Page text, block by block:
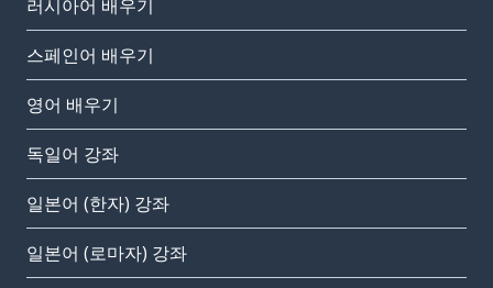
러시아어 배우기
스페인어 배우기
영어 배우기
독일어 강좌
일본어 (한자) 강좌
일본어 (로마자) 강좌